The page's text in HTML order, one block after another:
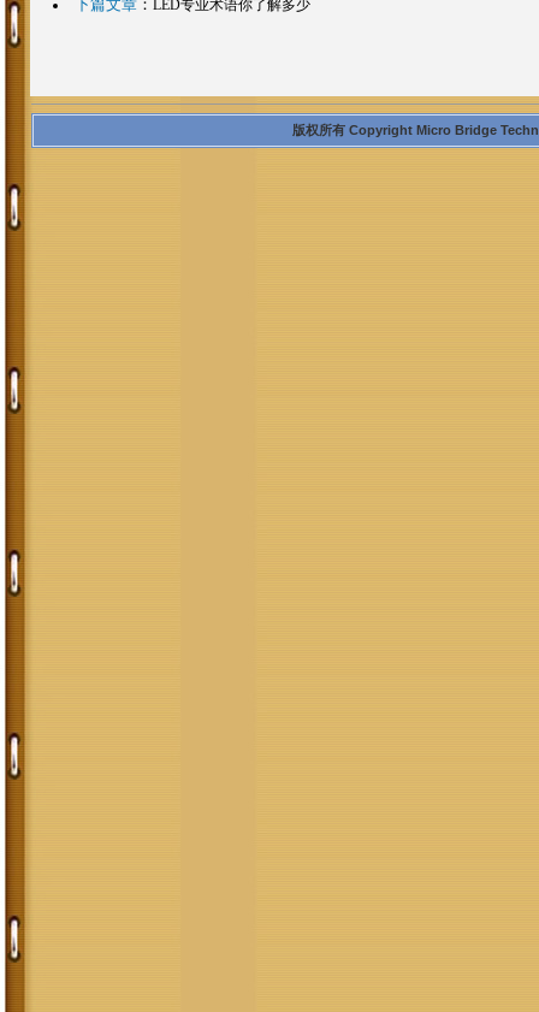
下篇文章： LED专业术语你了解多少
版权所有 Copyright Micro Bridge